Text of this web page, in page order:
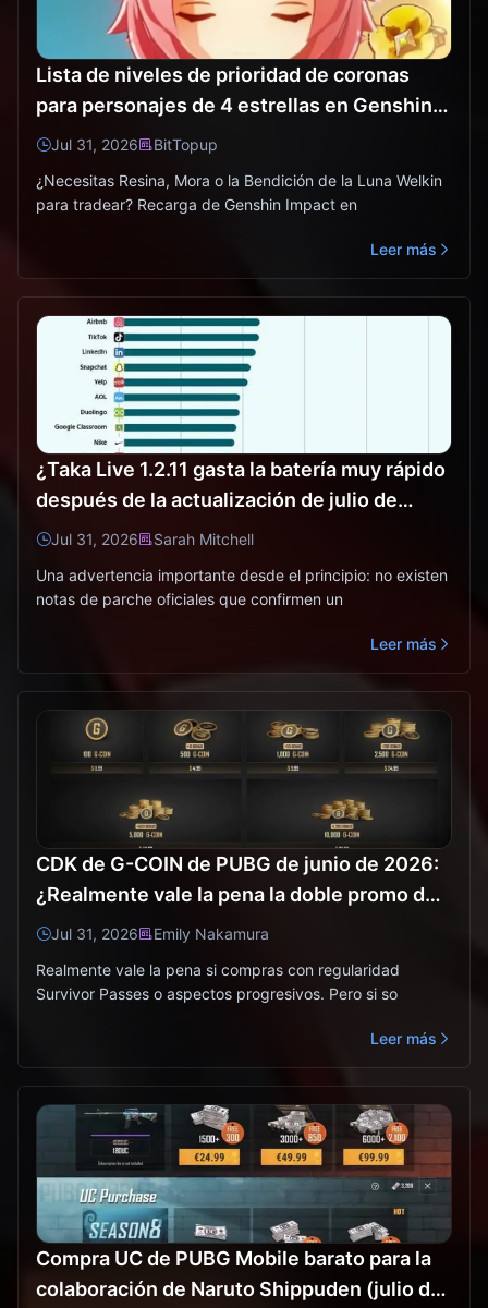
Lista de niveles de prioridad de coronas
para personajes de 4 estrellas en Genshin
Impact | Julio de 2026
Jul 31, 2026
BitTopup
¿Necesitas Resina, Mora o la Bendición de la Luna Welkin
para tradear? Recarga de Genshin Impact en
Leer más
¿Taka Live 1.2.11 gasta la batería muy rápido
después de la actualización de julio de
2026? Causas y soluciones
Jul 31, 2026
Sarah Mitchell
Una advertencia importante desde el principio: no existen
notas de parche oficiales que confirmen un
Leer más
CDK de G-COIN de PUBG de junio de 2026:
¿Realmente vale la pena la doble promo de
$91.43?
Jul 31, 2026
Emily Nakamura
Realmente vale la pena si compras con regularidad
Survivor Passes o aspectos progresivos. Pero si so
Leer más
Compra UC de PUBG Mobile barato para la
colaboración de Naruto Shippuden (julio de